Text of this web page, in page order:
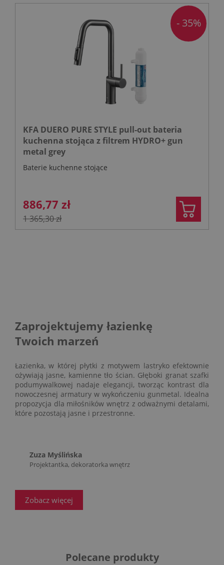
KFA DUERO PURE STYLE pull-out bateria
kuchenna stojąca z filtrem HYDRO+ gun
metal grey
Baterie kuchenne stojące
886,77 zł
1 365,30 zł
- 35%
Zaprojektujemy łazienkę
Twoich marzeń
Łazienka, w której płytki z motywem lastryko efektownie
ożywiają jasne, kamienne tło ścian. Głęboki granat szafki
podumywalkowej nadaje elegancji, tworząc kontrast dla
nowoczesnej armatury w wykończeniu gunmetal. Idealna
propozycja dla miłośników wnętrz z odważnymi detalami,
które pozostają jasne i przestronne.
Zuza Myślińska
Projektantka, dekoratorka wnętrz
Zobacz więcej
Polecane produkty